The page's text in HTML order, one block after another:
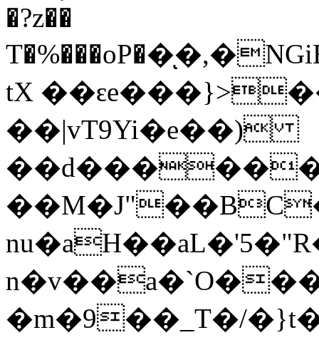
�?z��
tX
��|vT9Yi�e��)
�m�9��_T�/